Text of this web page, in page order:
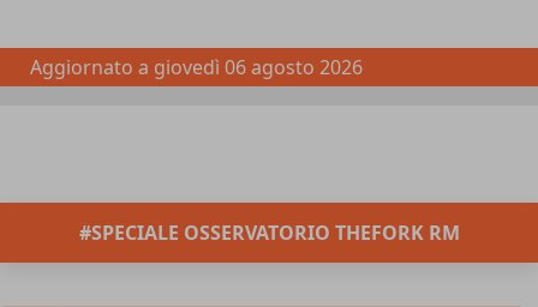
Aggiornato a giovedì 06 agosto 2026
#SPECIALE OSSERVATORIO THEFORK RM